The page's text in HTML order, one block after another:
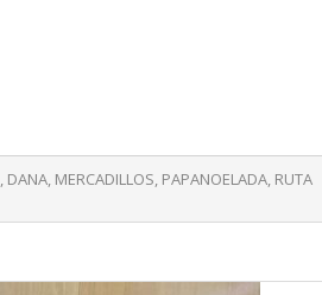
, DANA, MERCADILLOS, PAPANOELADA, RUTA